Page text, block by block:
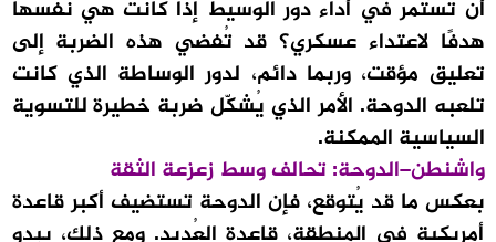
أن تستمر في أداء دور الوسيط إذا كانت هي نفسها
هدفًا لاعتداء عسكري؟ قد تُفضي هذه الضربة إلى
تعليق مؤقت، وربما دائم، لدور الوساطة الذي كانت
تلعبه الدوحة. الأمر الذي يُشكّل ضربة خطيرة للتسوية
السياسية الممكنة.
واشنطن–الدوحة: تحالف وسط زعزعة الثقة
بعكس ما قد يُتوقع، فإن الدوحة تستضيف أكبر قاعدة